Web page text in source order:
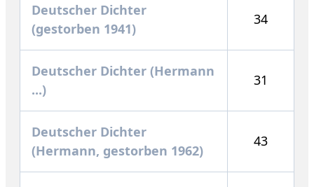
Deutscher Dichter
(gestorben 1941)
34
Deutscher Dichter (Hermann
...)
31
Deutscher Dichter
(Hermann, gestorben 1962)
43